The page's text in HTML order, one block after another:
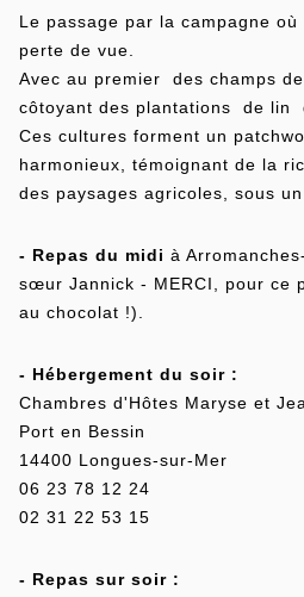
Le passage par la campagne où
perte de vue.
Avec au premier des champs
côtoyant des plantations de lin
Ces cultures forment un
harmonieux, témoignant de la
des paysages agricoles, sous
- Repas du midi à
sœur Jannick - MERCI, pour ce
au chocolat !).
- Hébergement du soir :
Chambres d'Hôtes Maryse et
Port en Bessin
14400 Longues-sur-Mer
06 23 78 12 24
02 31 22 53 15
- Repas sur soir :